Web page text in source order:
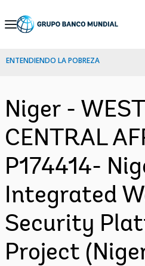
Skip
Navigation
ENTENDIENDO LA POBREZA
Niger -
CENTRAL
P174414-
Integrated
Security
Project